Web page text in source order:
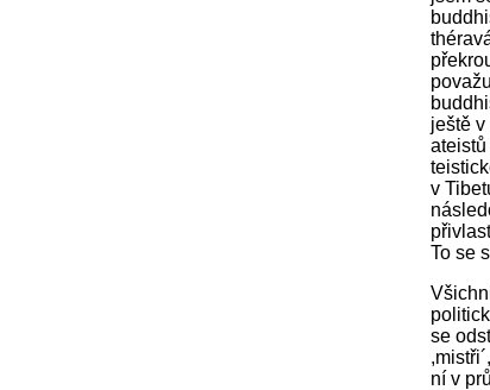
ještě
v
To se
se
ní v